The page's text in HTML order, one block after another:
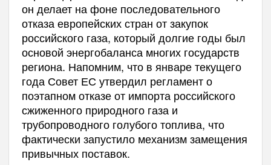
он делает на фоне последовательного
отказа европейских стран от закупок
российского газа, который долгие годы был
основой энергобаланса многих государств
региона. Напомним, что в январе текущего
года Совет ЕС утвердил регламент о
поэтапном отказе от импорта российского
сжиженного природного газа и
трубопроводного голубого топлива, что
фактически запустило механизм замещения
привычных поставок.